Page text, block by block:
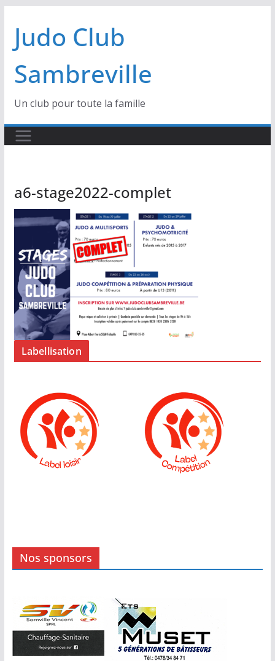
contenu
Judo Club
Sambreville
Un club pour toute la famille
a6-stage2022-complet
Labellisation
Nos sponsors